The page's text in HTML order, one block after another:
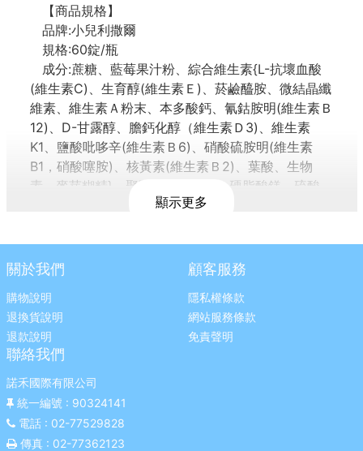
顯示更多
【商品規格】
品牌:小兒利撒爾
規格:60錠/瓶
成分:蔗糖、藍莓果汁粉、綜合維生素{L-抗壞血酸
(維生素C)、生育醇(維生素Ｅ)、菸鹼醯胺、微結晶纖
維素、維生素Ａ粉末、本多酸鈣、氰鈷胺明(維生素Ｂ
12)、D-甘露醇、膽鈣化醇（維生素Ｄ3)、維生素
K1、鹽酸吡哆辛(維生素Ｂ6)、硝酸硫胺明(維生素
B1，硝酸噻胺)、核黃素(維生素Ｂ2)、葉酸、生物
素、麥芽糊精}、聚乙烯吡咯烷酮、硬脂酸鎂、硫酸
鋅、二氧化矽、日本玄米萃取物(含10%神經醯胺)
產地:台灣
適用年齡:2歲以上
廠商名稱：幸一生醫科技有限公司
廠商地址：台北市內湖區潭美街175號
廠商電話：0800-221-627
食品業者登錄字號：A-170474901-00000-0
投保產品責任險字號：國泰產險1516字第
10PD03938號
食用方式:3歲以下，每日1錠。3-12歲，每日2錠。
12歲以上及積極保健期，每日3錠。一日請勿超過3
關於我們
購物說明
退換貨說明
退款說明
顧客服務
隱私權條款
網站服務條款
免責聲明
聯絡我們
諾禾國際有限公司
統一編號 : 90324141
電話: 02-77529828
傳真: 02-77362123